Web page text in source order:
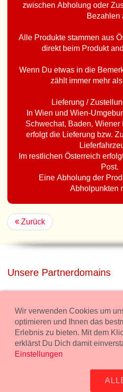
zwischen Abholung oder
Bezahlen
Alle Produkte stammen aus
direkt beim Produkt
Wenn Du etwas in die
zählt immer mehr
Lieferung /
In Wien und Wien-
Schwechat, Baden, Wiener
erfolgt die Lieferung bzw.
Im restlichen Österreich
Post.
Eine Abholung der
Abholpunkten
Zurück
Unsere Partnerdomains
Miete unser Haus bei Wiener
Übernachtung.
freilaender.at
Wurstmanufaktur
Wir verwenden Cookies um
optimieren und Ihnen das
Erlebnis zu bieten. Mit dem
erklärst Du Dich damit
Einstellungen